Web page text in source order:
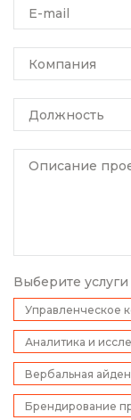
E-mail
Компания
Должность
Описание
Выберите услуги
Управленческое
Аналитика и
Вербальная
Брендирование